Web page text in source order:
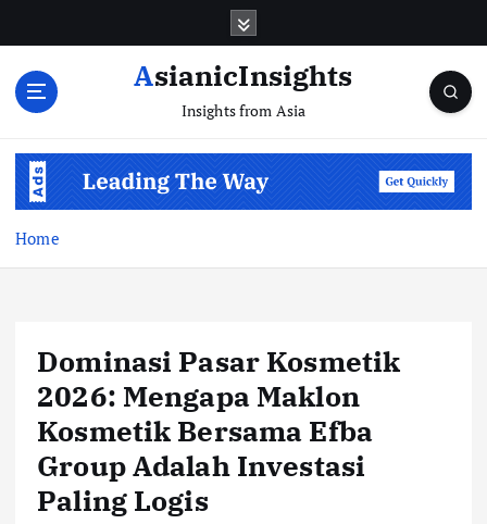
AsianicInsights
Insights from Asia
Home
Dominasi Pasar Kosmetik
2026: Mengapa Maklon
Kosmetik Bersama Efba
Group Adalah Investasi
Paling Logis